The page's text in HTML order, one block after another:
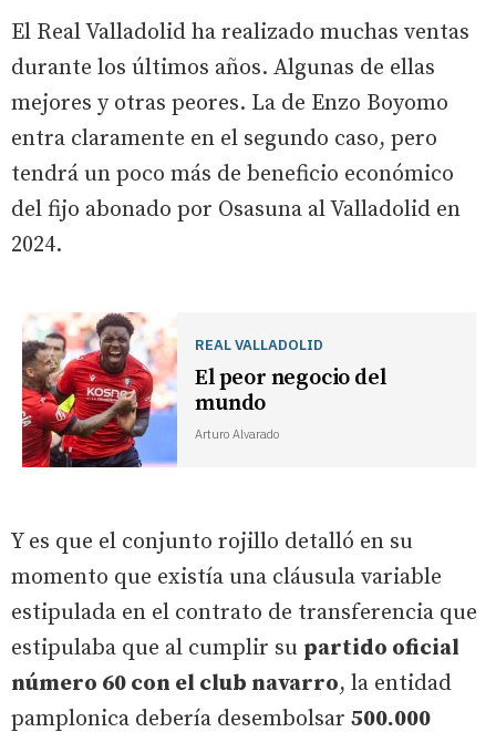
El Real Valladolid ha realizado muchas ventas
durante los últimos años. Algunas de ellas
mejores y otras peores. La de Enzo Boyomo
entra claramente en el segundo caso, pero
tendrá un poco más de beneficio económico
del fijo abonado por Osasuna al Valladolid en
2024.
REAL VALLADOLID
El peor negocio del
mundo
Arturo Alvarado
Y es que el conjunto rojillo detalló en su
momento que existía una cláusula variable
estipulada en el contrato de transferencia que
estipulaba que al cumplir su partido oficial
número 60 con el club navarro, la entidad
pamplonica debería desembolsar 500.000